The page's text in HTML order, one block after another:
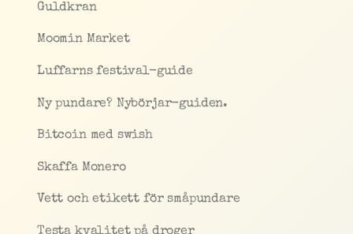
Guldkran
Moomin Market
Luffarns festival-guide
Ny pundare? Nybörjar-guiden.
Bitcoin med swish
Skaffa Monero
Vett och etikett för småpundare